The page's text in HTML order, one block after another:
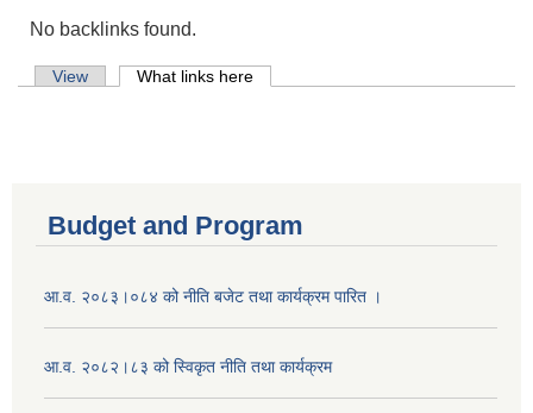
No backlinks found.
Primary tabs
View What links here
Budget and Program
आ.व. २०८३।०८४ को नीति बजेट तथा कार्यक्रम पारित ।
आ.व. २०८२।८३ को स्विकृत नीति तथा कार्यक्रम